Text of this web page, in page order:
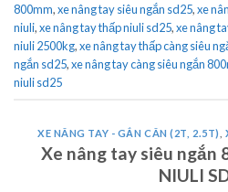
800mm,xe nâng tay siêu ngắn sd25,xe
niuli,xe nâng tay thấp niuli sd25,xe nâng
niuli 2500kg,xe nâng tay thấp càng siêu
ngắn sd25,xe nâng tay càng siêu ngắn
niuli sd25
XE NÂNG TAY - GẮN CÂN (2T, 2.5T) ,
Xe nâng tay siêu ngắn
NIULI